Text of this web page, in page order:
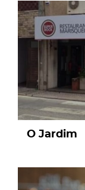
page
O Jardim
page